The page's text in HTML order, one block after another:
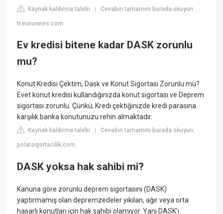
Kaynak kaldırma talebi |Cevabın tamamını burada okuyun:
tr.euronews.com
Ev kredisi bitene kadar DASK zorunlu
mu?
Konut Kredisi Çektim, Dask ve Konut Sigortası Zorunlu mu?
Evet konut kredisi kullandığınızda konut sigortası ve Deprem
sigortası zorunlu. Çünkü; Kredi çektiğinizde kredi parasına
karşılık banka konutunuzu rehin almaktadır.
Kaynak kaldırma talebi |Cevabın tamamını burada okuyun:
polatsigortacilik.com
DASK yoksa hak sahibi mi?
Kanuna göre zorunlu deprem sigortasını (DASK)
yaptırmamış olan depremzedeler yıkılan, ağır veya orta
hasarlı konutları için hak sahibi olamıyor. Yani DASK'ı